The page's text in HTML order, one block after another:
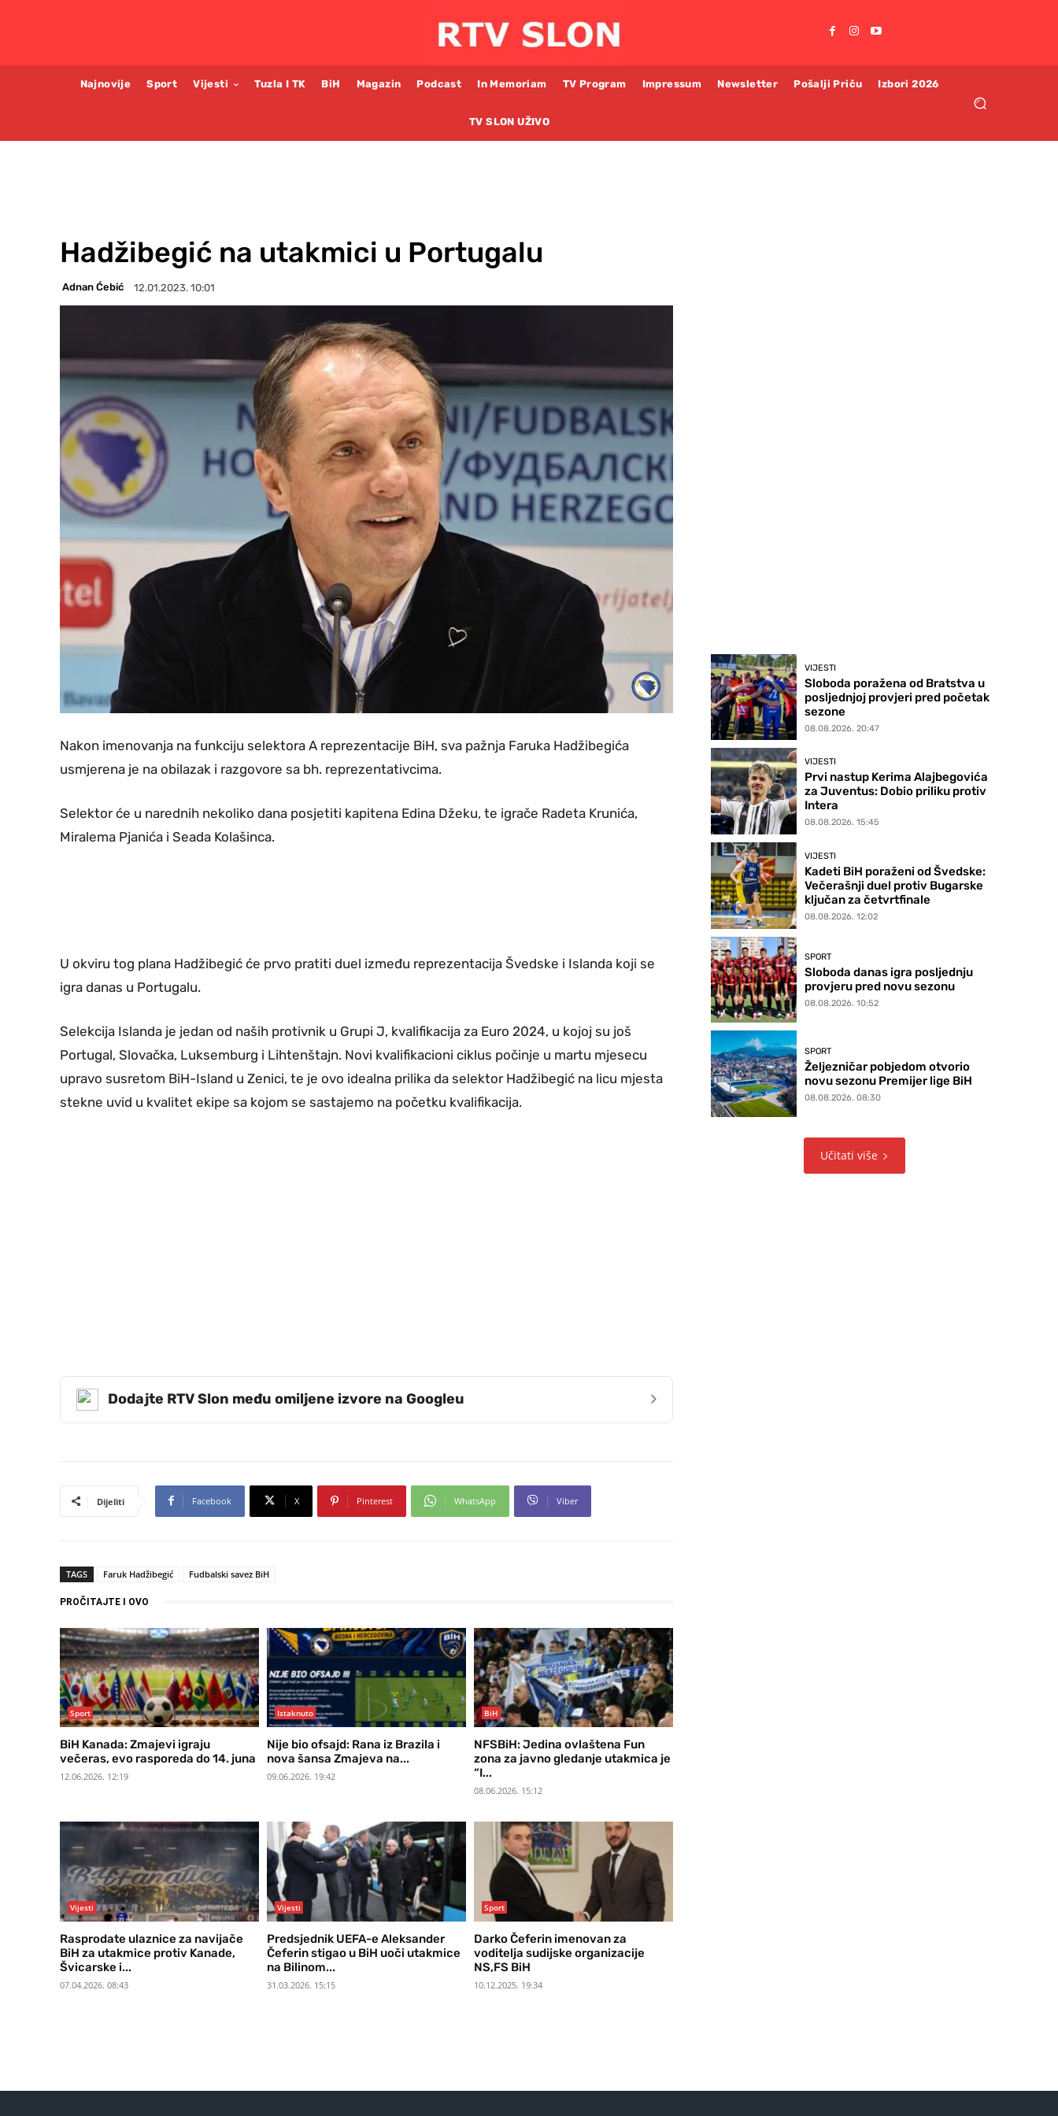
Najnovije Sport Vijesti Tuzla I TK BiH Magazin Podcast In Memoriam TV Program Impressum Newsletter Pošalji Priču Izbori 2026
TV SLON UŽIVO
Hadžibegić na utakmici u Portugalu
Adnan Ćebić 12.01.2023. 10:01
Nakon imenovanja na funkciju selektora A reprezentacije BiH, sva pažnja Faruka Hadžibegića
usmjerena je na obilazak i razgovore sa bh. reprezentativcima.
Selektor će u narednih nekoliko dana posjetiti kapitena Edina Džeku, te igrače Radeta Krunića,
Miralema Pjanića i Seada Kolašinca.
U okviru tog plana Hadžibegić će prvo pratiti duel između reprezentacija Švedske i Islanda koji se
igra danas u Portugalu.
Selekcija Islanda je jedan od naših protivnik u Grupi J, kvalifikacija za Euro 2024, u kojoj su još
Portugal, Slovačka, Luksemburg i Lihtenštajn. Novi kvalifikacioni ciklus počinje u martu mjesecu
upravo susretom BiH-Island u Zenici, te je ovo idealna prilika da selektor Hadžibegić na licu mjesta
stekne uvid u kvalitet ekipe sa kojom se sastajemo na početku kvalifikacija.
Dodajte RTV Slon među omiljene izvore na Googleu ›
Dijeliti Facebook X Pinterest WhatsApp Viber
TAGS Faruk Hadžibegić Fudbalski savez BiH
PROČITAJTE I OVO
Sport
BiH Kanada: Zmajevi igraju
večeras, evo rasporeda do 14. juna
12.06.2026. 12:19
Istaknuto
Nije bio ofsajd: Rana iz Brazila i
nova šansa Zmajeva na...
09.06.2026. 19:42
BiH
NFSBiH: Jedina ovlaštena Fun
zona za javno gledanje utakmica je
“I...
08.06.2026. 15:12
Vijesti
Rasprodate ulaznice za navijače
BiH za utakmice protiv Kanade,
Švicarske i...
07.04.2026. 08:43
Vijesti
Predsjednik UEFA-e Aleksander
Čeferin stigao u BiH uoči utakmice
na Bilinom...
31.03.2026. 15:15
Sport
Darko Čeferin imenovan za
voditelja sudijske organizacije
NS,FS BiH
10.12.2025. 19:34
VIJESTI
Sloboda poražena od Bratstva u
posljednjoj provjeri pred početak
sezone
08.08.2026. 20:47
VIJESTI
Prvi nastup Kerima Alajbegovića
za Juventus: Dobio priliku protiv
Intera
08.08.2026. 15:45
VIJESTI
Kadeti BiH poraženi od Švedske:
Večerašnji duel protiv Bugarske
ključan za četvrtfinale
08.08.2026. 12:02
SPORT
Sloboda danas igra posljednju
provjeru pred novu sezonu
08.08.2026. 10:52
SPORT
Željezničar pobjedom otvorio
novu sezonu Premijer lige BiH
08.08.2026. 08:30
Učitati više